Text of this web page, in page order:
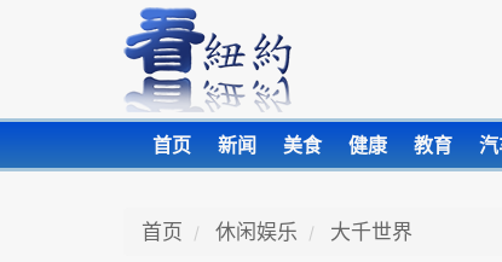
首页 新闻 美食 健康 教育
首页 休闲娱乐 大千世界